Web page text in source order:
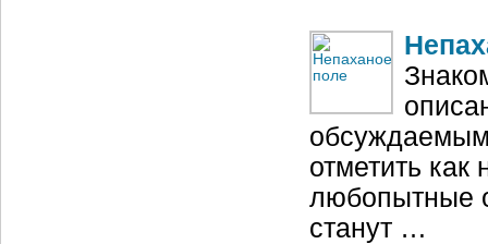
отметить
любопытные
станут …